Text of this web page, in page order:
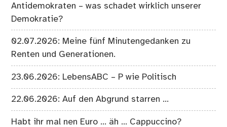
Antidemokraten – was schadet wirklich unserer
Demokratie?
02.07.2026: Meine fünf Minutengedanken zu
Renten und Generationen.
23.06.2026: LebensABC – P wie Politisch
22.06.2026: Auf den Abgrund starren …
Habt ihr mal nen Euro … äh … Cappuccino?